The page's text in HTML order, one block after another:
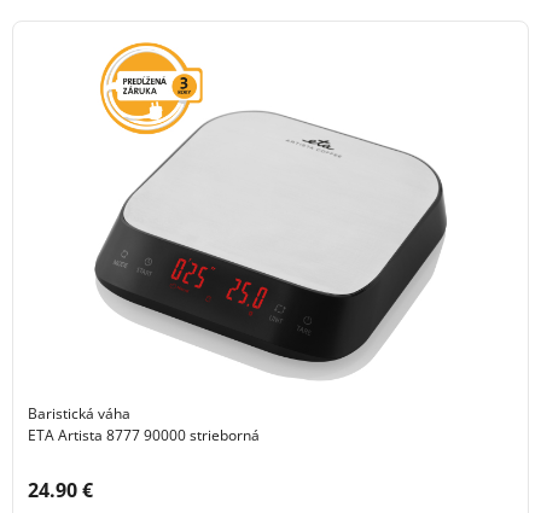
Baristická váha
ETA Artista 8777 90000 strieborná
Cena s DPH:
24.90 €